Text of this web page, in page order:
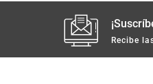
Recibe